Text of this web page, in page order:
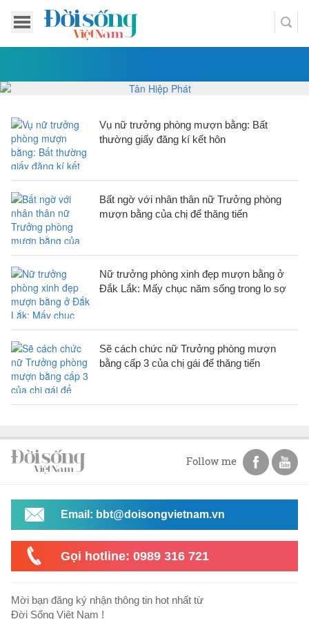
Vụ nữ trưởng phòng mượn bằng: Bất
thường giấy đăng kí kết hôn
Bất ngờ với nhân thân nữ Trưởng phòng
mượn bằng của chị để thăng tiến
Nữ trưởng phòng xinh đẹp mượn bằng ở
Đắk Lắk: Mấy chục năm sống trong lo sợ
Sẽ cách chức nữ Trưởng phòng mượn
bằng cấp 3 của chị gái để thăng tiến
Follow me
Email: bbt@doisongvietnam.vn
Gọi hotline: 0989 316 721
Mời bạn đăng ký nhận thông tin hot nhất từ
Đời Sống Việt Nam !